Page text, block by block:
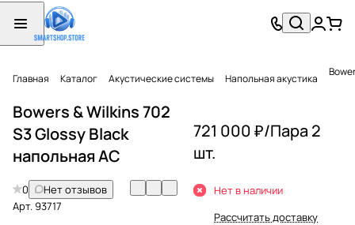
Главная Каталог Акустические системы Напольная акустика
Bowers & Wilkins 702
S3 Glossy Black
напольная АС
0
Нет отзывов
Арт.93717
721 000 ₽/Пара 2
шт.
Нет в наличии
Рассчитать доставку